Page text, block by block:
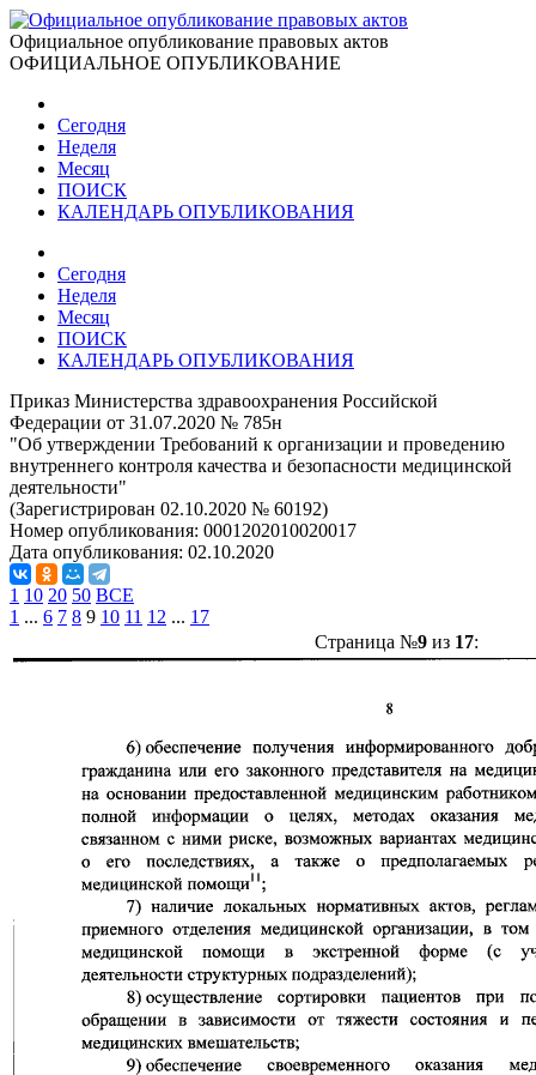
Официальное опубликование правовых актов
ОФИЦИАЛЬНОЕ ОПУБЛИКОВАНИЕ
Сегодня
Неделя
Месяц
ПОИСК
КАЛЕНДАРЬ ОПУБЛИКОВАНИЯ
Сегодня
Неделя
Месяц
ПОИСК
КАЛЕНДАРЬ ОПУБЛИКОВАНИЯ
Приказ Министерства здравоохранения Российской
Федерации от 31.07.2020 № 785н
"Об утверждении Требований к организации и проведению
внутреннего контроля качества и безопасности медицинской
деятельности"
(Зарегистрирован 02.10.2020 № 60192)
Номер опубликования: 0001202010020017
Дата опубликования: 02.10.2020
1 10 20 50 ВСЕ
1 ... 6 7 8 9 10 11 12 ... 17
Страница №9из 17: